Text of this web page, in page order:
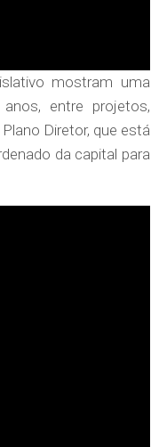
mostram uma
entre projetos,
Diretor, que está
da capital para